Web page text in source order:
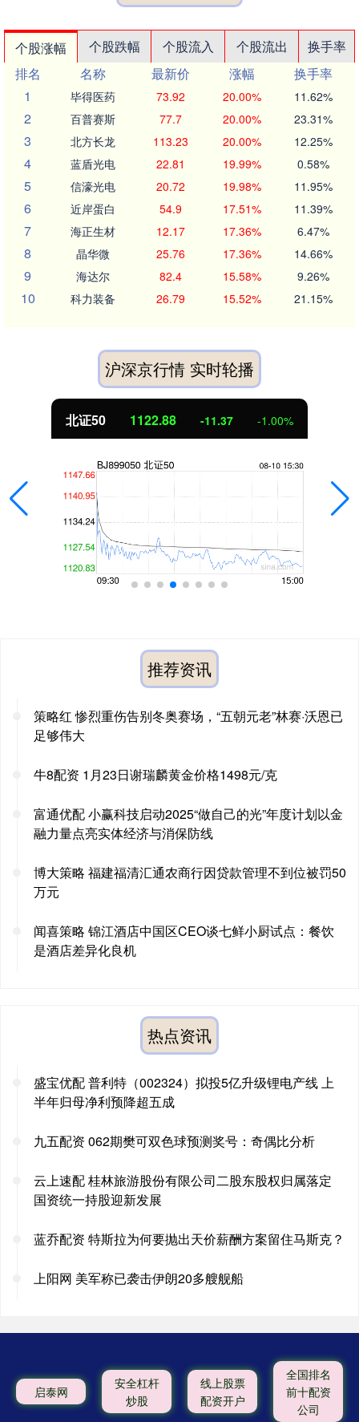
个股涨幅 个股跌幅 个股流入 个股流出
换手率
排名
名称 最新价 涨幅
换手率
1
毕得医药 73.92 20.00% 11.62%
2 百普赛斯 77.7 20.00% 23.31%
3 北方长龙 113.23 20.00% 12.25%
4 蓝盾光电 22.81 19.99% 0.58%
5 信濠光电 20.72 19.98% 11.95%
6 近岸蛋白 54.9 17.51% 11.39%
7 海正生材 12.17 17.36% 6.47%
8 晶华微 25.76 17.36% 14.66%
9 海达尔 82.4 15.58% 9.26%
10 科力装备 26.79 15.52% 21.15%
沪深京行情 实时轮播
北证50 1122.88 -11.37 -1.00%
推荐资讯
策略红 惨烈重伤告别冬奥赛场，“五朝元老”林赛·沃恩已
足够伟大
牛8配资 1月23日谢瑞麟黄金价格1498元/克
富通优配 小赢科技启动2025“做自己的光”年度计划以金
融力量点亮实体经济与消保防线
博大策略 福建福清汇通农商行因贷款管理不到位被罚50
万元
闻喜策略 锦江酒店中国区CEO谈七鲜小厨试点：餐饮
是酒店差异化良机
热点资讯
盛宝优配 普利特（002324）拟投5亿升级锂电产线 上
半年归母净利预降超五成
九五配资 062期樊可双色球预测奖号：奇偶比分析
云上速配 桂林旅游股份有限公司二股东股权归属落定
国资统一持股迎新发展
蓝乔配资 特斯拉为何要抛出天价薪酬方案留住马斯克？
上阳网 美军称已袭击伊朗20多艘舰船
启泰网
安全杠杆
炒股
线上股票
配资开户
全国排名
前十配资
公司